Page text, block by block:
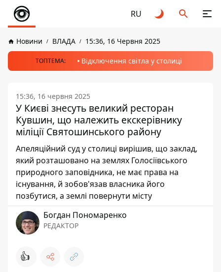
RU
Новини ВЛАДА 15:36, 16 Червня 2025
ТОПТЕМА: Відключення світла у столиці
15:36, 16 червня 2025
У Києві знесуть великий ресторан
Кувшин, що належить екскерівнику
міліції Святошинського району
Апеляційний суд у столиці вирішив, що заклад,
який розташовано на землях Голосіївського
природного заповідника, не має права на
існування, й зобов'язав власника його
позбутися, а землі повернути місту
Богдан Пономаренко
РЕДАКТОР
👍